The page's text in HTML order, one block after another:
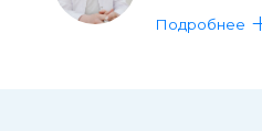
Подробнее